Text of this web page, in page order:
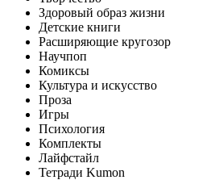
Здоровый образ жизни
Детские книги
Расширяющие кругозор
Научпоп
Комиксы
Культура и искусство
Проза
Игры
Психология
Комплекты
Лайфстайл
Тетради Kumon